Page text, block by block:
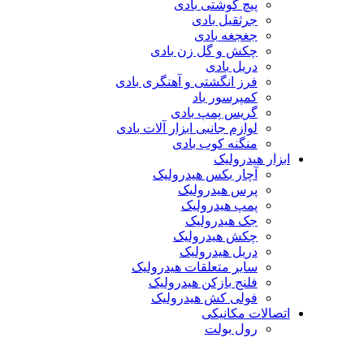
پیچ گوشتی بادی
جرثقیل بادی
جغجغه بادی
چکش و گل زن بادی
دریل بادی
فرز انگشتی و آهنگری بادی
کمپرسور باد
گریس پمپ بادی
لوازم جانبی ابزار آلات بادی
منگنه کوب بادی
ابزار هیدرولیک
آچار بکس هیدرولیک
پرس هیدرولیک
پمپ هیدرولیک
جک هیدرولیک
چکش هیدرولیک
دریل هیدرولیک
سایر متعلقات هیدرولیک
فلنج بازکن هیدرولیک
فولی کش هیدرولیک
اتصالات مکانیکی
رول بولت